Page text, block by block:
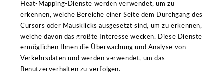
Heat-Mapping-Dienste werden verwendet, um zu
erkennen, welche Bereiche einer Seite dem Durchgang des
Cursors oder Mausklicks ausgesetzt sind, um zu erkennen,
welche davon das größte Interesse wecken. Diese Dienste
ermöglichen Ihnen die Überwachung und Analyse von
Verkehrsdaten und werden verwendet, um das
Benutzerverhalten zu verfolgen.